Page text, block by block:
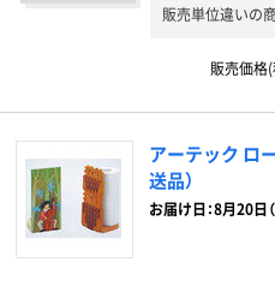
販売単位違いの
販売価格
アーテック ロ
送品）
お届け日：8月20日（